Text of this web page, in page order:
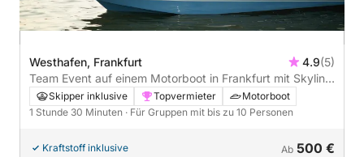
Westhafen, Frankfurt 4.9(5)
Team Event auf einem Motorboot in Frankfurt mit Skyline
Ausblick - 1h30
Skipper inklusive Topvermieter
Motorboot
1 Stunde 30 Minuten · Für Gruppen mit bis zu 10 Personen
Kraftstoff inklusive Ab 500 €